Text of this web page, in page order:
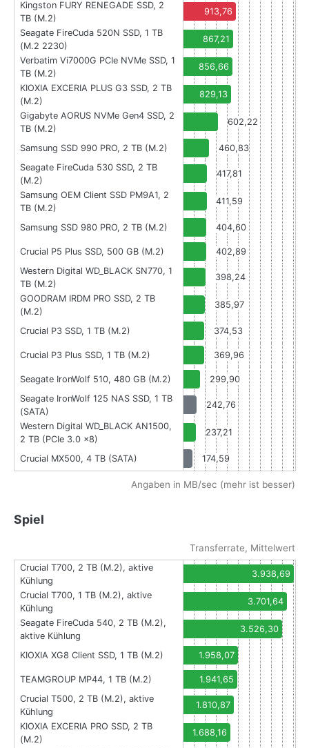
Kingston FURY RENEGADE SSD, 2
TB (M.2)
913,76
Seagate FireCuda 520N SSD, 1 TB
(M.2 2230)
867,21
Verbatim Vi7000G PCIe NVMe SSD, 1
TB (M.2)
856,66
KIOXIA EXCERIA PLUS G3 SSD, 2 TB
(M.2)
829,13
Gigabyte AORUS NVMe Gen4 SSD, 2
TB (M.2)
602,22
Samsung SSD 990 PRO, 2 TB (M.2)
460,83
Seagate FireCuda 530 SSD, 2 TB
(M.2)
417,81
Samsung OEM Client SSD PM9A1, 2
TB (M.2)
411,59
Samsung SSD 980 PRO, 2 TB (M.2) 404,60
Crucial P5 Plus SSD, 500 GB (M.2)
402,89
Western Digital WD_BLACK SN770, 1
TB (M.2)
398,24
GOODRAM IRDM PRO SSD, 2 TB
(M.2)
385,97
Crucial P3 SSD, 1 TB (M.2) 374,53
Crucial P3 Plus SSD, 1 TB (M.2) 369,96
Seagate IronWolf 510, 480 GB (M.2)
299,90
Seagate IronWolf 125 NAS SSD, 1 TB
(SATA)
242,76
Western Digital WD_BLACK AN1500,
2 TB (PCIe 3.0 x8)
237,21
Crucial MX500, 4 TB (SATA) 174,59
Angaben in MB/sec (mehr ist besser)
Spiel
Transferrate, Mittelwert
Crucial T700, 2 TB (M.2), aktive
Kühlung
3.938,69
Crucial T700, 1 TB (M.2), aktive
Kühlung
3.701,64
Seagate FireCuda 540, 2 TB (M.2),
aktive Kühlung
3.526,30
KIOXIA XG8 Client SSD, 1 TB (M.2) 1.958,07
TEAMGROUP MP44, 1 TB (M.2)
1.941,65
Crucial T500, 2 TB (M.2), aktive
Kühlung
1.810,87
KIOXIA EXCERIA PRO SSD, 2 TB
(M.2)
1.688,16